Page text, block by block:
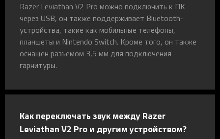
Razer Leviathan V2 Pro можно подключить к ПК
через USB, он также поддерживает Bluetooth-
устройства, такие как мобильные телефоны,
планшеты и Nintendo Switch. Кроме того, он также
оснащен разъемом 3,5 мм для подключения
гарнитуры.
Как переключать звук между Razer
Leviathan V2 Pro и другим устройством?